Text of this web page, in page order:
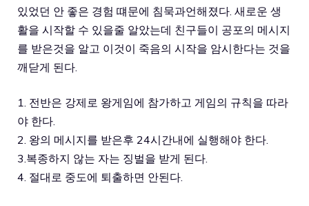
있었던 안 좋은 경험 떄문에 침묵과언해졌다. 새로운 생
활을 시작할 수 있을줄 알았는데 친구들이 공포의 메시지
를 받은것을 알고 이것이 죽음의 시작을 암시한다는 것을
깨닫게 된다.
1. 전반은 강제로 왕게임에 참가하고 게임의 규칙을 따라
야 한다.
2. 왕의 메시지를 받은후 24시간내에 실행해야 한다.
3.복종하지 않는 자는 징벌을 받게 된다.
4. 절대로 중도에 퇴출하면 안된다.